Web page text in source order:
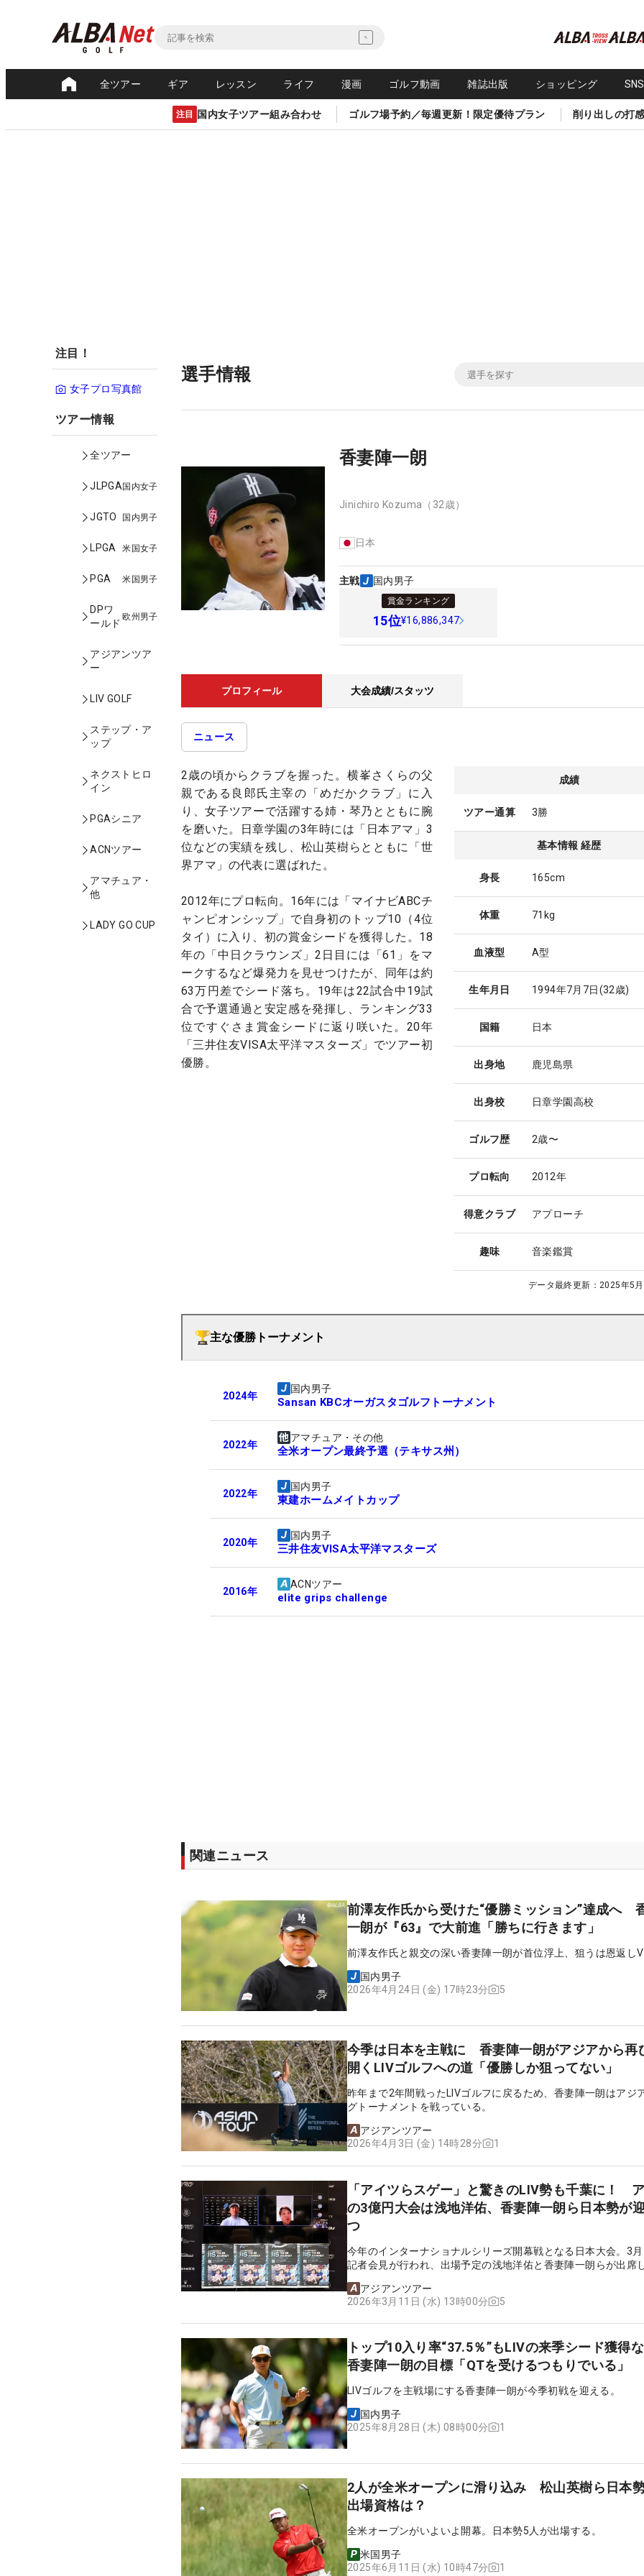
全ツアー ギア レッスン ライフ 漫画 ゴルフ動画 雑誌出版 ショッピング
注目 国内女子ツアー組み合わせ ゴルフ場予約／毎週更新！限定優待プラン 削り出しの打
注目！
女子プロ写真館
ツアー情報
全ツアー
JLPGA国内女子
JGTO 国内男子
LPGA 米国女子
PGA 米国男子
DPワ
ールド
欧州男子
アジアンツア
ー
LIV GOLF
ステップ・ア
ップ
ネクストヒロ
イン
PGAシニア
ACNツアー
アマチュア・
他
LADY GO CUP
選手情報
香妻陣一朗
Jinichiro Kozuma （32歳）
日本
主戦 国内男子
賞金ランキング
15位¥16,886,347
プロフィール 大会成績/スタッツ
ニュース
成績
ツアー通算 3勝
基本情報 経歴
身長 165cm
体重 71kg
血液型 A型
生年月日 1994年7月7日(32歳)
国籍 日本
出身地 鹿児島県
出身校 日章学園高校
ゴルフ歴 2歳〜
プロ転向 2012年
得意クラブ アプローチ
趣味 音楽鑑賞
データ最終更新： 2025年5
2歳の頃からクラブを握った。横峯さくらの父
親である良郎氏主宰の「めだかクラブ」に入
り、女子ツアーで活躍する姉・琴乃とともに腕
を磨いた。日章学園の3年時には「日本アマ」3
位などの実績を残し、松山英樹らとともに「世
界アマ」の代表に選ばれた。
2012年にプロ転向。16年には「マイナビABCチ
ャンピオンシップ」で自身初のトップ10（4位
タイ）に入り、初の賞金シードを獲得した。18
年の「中日クラウンズ」2日目には「61」をマ
ークするなど爆発力を見せつけたが、同年は約
63万円差でシード落ち。19年は22試合中19試
合で予選通過と安定感を発揮し、ランキング33
位ですぐさま賞金シードに返り咲いた。20年
「三井住友VISA太平洋マスターズ」でツアー初
優勝。
主な優勝トーナメント
2024年
国内男子
Sansan KBCオーガスタゴルフトーナメント
2022年
アマチュア・その他
全米オープン最終予選（テキサス州）
2022年
国内男子
東建ホームメイトカップ
2020年
国内男子
三井住友VISA太平洋マスターズ
2016年
ACNツアー
elite grips challenge
関連ニュース
前澤友作氏から受けた“優勝ミッション”達成へ
一朗が『63』で大前進「勝ちに行きます」
前澤友作氏と親交の深い香妻陣一朗が首位浮上、狙うは恩返し
国内男子
2026年4月24日 (金) 17時23分
5
今季は日本を主戦に 香妻陣一朗がアジアから再
開くLIVゴルフへの道「優勝しか狙ってない」
昨年まで2年間戦ったLIVゴルフに戻るため、香妻陣一朗はアジ
グトーナメントを戦っている。
アジアンツアー
2026年4月3日 (金) 14時28分
1
「アイツらスゲー」と驚きのLIV勢も千葉に！
の3億円大会は浅地洋佑、香妻陣一朗ら日本勢が
つ
今年のインターナショナルシリーズ開幕戦となる日本大会。3
記者会見が行われ、出場予定の浅地洋佑と香妻陣一朗らが出席
アジアンツアー
2026年3月11日 (水) 13時00分
5
トップ10入り率“37.5％”もLIVの来季シード獲
香妻陣一朗の目標「QTを受けるつもりでいる」
LIVゴルフを主戦場にする香妻陣一朗が今季初戦を迎える。
国内男子
2025年8月28日 (木) 08時00分
1
2人が全米オープンに滑り込み 松山英樹ら日本
出場資格は？
全米オープンがいよいよ開幕。日本勢5人が出場する。
米国男子
2025年6月11日 (水) 10時47分
1